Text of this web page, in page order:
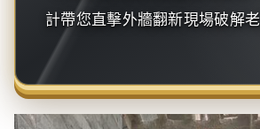
計帶您直擊外牆翻新現場破解